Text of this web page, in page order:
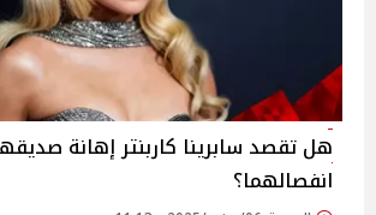
هل تقصد سابرينا كاربنتر إهانة
انفصالهما؟